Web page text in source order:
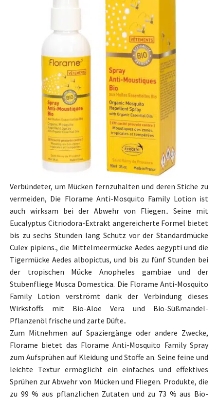
Verbündeter, um Mücken fernzuhalten und deren Stiche zu
vermeiden, Die Florame Anti-Mosquito Family Lotion ist
auch wirksam bei der Abwehr von Fliegen.. Seine mit
Eucalyptus Citriodora-Extrakt angereicherte Formel bietet
bis zu sechs Stunden lang Schutz vor der Standardmücke
Culex pipiens., die Mittelmeermücke Aedes aegypti und die
Tigermücke Aedes albopictus, und bis zu fünf Stunden bei
der tropischen Mücke Anopheles gambiae und der
Stubenfliege Musca Domestica. Die Florame Anti-Mosquito
Family Lotion verströmt dank der Verbindung dieses
Wirkstoffs mit Bio-Aloe Vera und Bio-Süßmandel-
Pflanzenöl frische und zarte Düfte..
Zum Mitnehmen auf Spaziergänge oder andere Zwecke,
Florame bietet das Florame Anti-Mosquito Family Spray
zum Aufsprühen auf Kleidung und Stoffe an. Seine feine und
leichte Textur ermöglicht ein einfaches und effektives
Sprühen zur Abwehr von Mücken und Fliegen. Produkte, die
zu 99 % aus pflanzlichen Zutaten und zu 73 % aus Bio-